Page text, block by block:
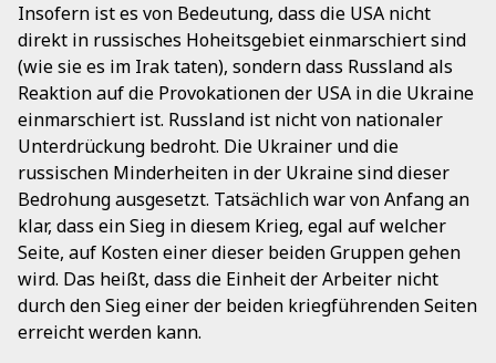
Insofern ist es von Bedeutung, dass die USA nicht
direkt in russisches Hoheitsgebiet einmarschiert sind
(wie sie es im Irak taten), sondern dass Russland als
Reaktion auf die Provokationen der USA in die Ukraine
einmarschiert ist. Russland ist nicht von nationaler
Unterdrückung bedroht. Die Ukrainer und die
russischen Minderheiten in der Ukraine sind dieser
Bedrohung ausgesetzt. Tatsächlich war von Anfang an
klar, dass ein Sieg in diesem Krieg, egal auf welcher
Seite, auf Kosten einer dieser beiden Gruppen gehen
wird. Das heißt, dass die Einheit der Arbeiter nicht
durch den Sieg einer der beiden kriegführenden Seiten
erreicht werden kann.